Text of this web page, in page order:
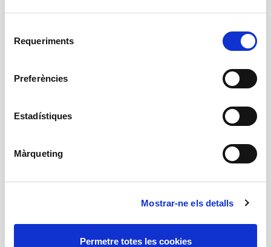
Requeriments
Preferències
Estadístiques
Màrqueting
Mostrar-ne els detalls
Permetre totes les cookies
Company
Stephen Sondheim i George
Stephen Sondheim i George Furth
+ Fitxa artística